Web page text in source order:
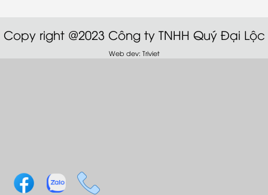
Copy right @2023 Công ty TNHH Quý Đại Lộc
Web dev: Triviet